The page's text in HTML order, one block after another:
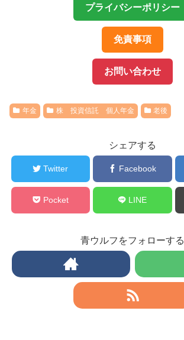
プライバシーポリシー
免責事項
お問い合わせ
年金 株 投資信託 個人年金 老後
シェアする
Twitter Facebook
Pocket LINE
青ウルフをフォローする